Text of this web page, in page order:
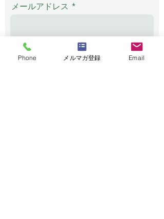
メールアドレス
電話番号
Phone メルマガ登録 Email